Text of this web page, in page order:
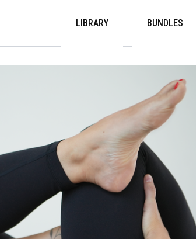
LIBRARY BUNDLES